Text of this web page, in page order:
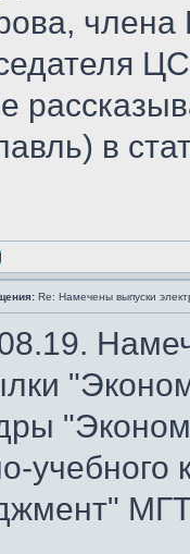
в
Re: Намечены выпуски